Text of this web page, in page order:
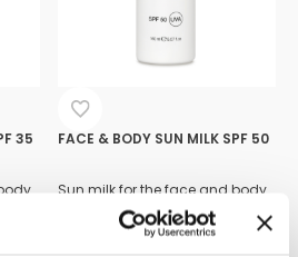
35 FACE & BODY SUN MILK SPF 50
Sun milk for the face and body